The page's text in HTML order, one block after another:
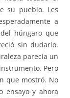
su pueblo. Les
a
húngaro que
sin dudarlo.
parecía un
Pero
que mostró. No
ensayo y ahora